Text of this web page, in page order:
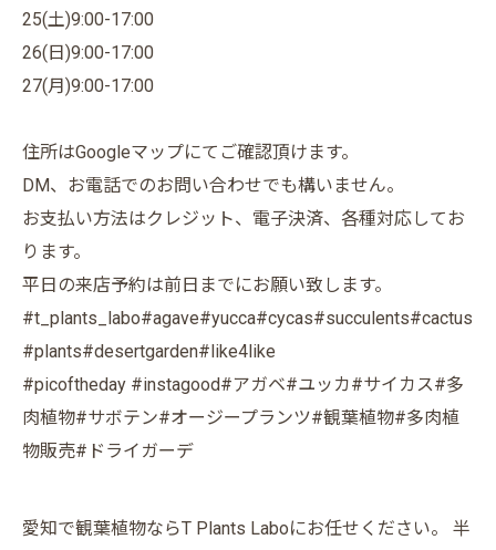
25(土)9:00-17:00
26(日)9:00-17:00
27(月)9:00-17:00
住所はGoogleマップにてご確認頂けます。
DM、お電話でのお問い合わせでも構いません。
お支払い方法はクレジット、電子決済、各種対応してお
ります。
平日の来店予約は前日までにお願い致します。
#t_plants_labo#agave#yucca#cycas#succulents#cactus
#plants#desertgarden#like4like
#picoftheday #instagood#アガベ#ユッカ#サイカス#多
肉植物#サボテン#オージープランツ#観葉植物#多肉植
物販売#ドライガーデ
愛知で観葉植物ならT Plants Laboにお任せください。 半